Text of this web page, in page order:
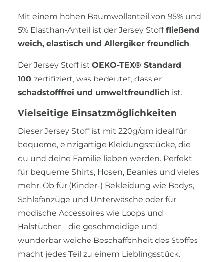
Mit einem hohen Baumwollanteil von 95% und
5% Elasthan-Anteil ist der Jersey Stofffließend
weich, elastisch und Allergiker freundlich.
Der Jersey Stoff ist OEKO-TEX® Standard
100 zertifiziert, was bedeutet, dass er
schadstofffrei und umweltfreundlich ist.
Vielseitige Einsatzmöglichkeiten
Dieser Jersey Stoff ist mit 220g/qm ideal für
bequeme, einzigartige Kleidungsstücke, die
du und deine Familie lieben werden. Perfekt
für bequeme Shirts, Hosen, Beanies und vieles
mehr. Ob für (Kinder-) Bekleidung wie Bodys,
Schlafanzüge und Unterwäsche oder für
modische Accessoires wie Loops und
Halstücher – die geschmeidige und
wunderbar weiche Beschaffenheit des Stoffes
macht jedes Teil zu einem Lieblingsstück.